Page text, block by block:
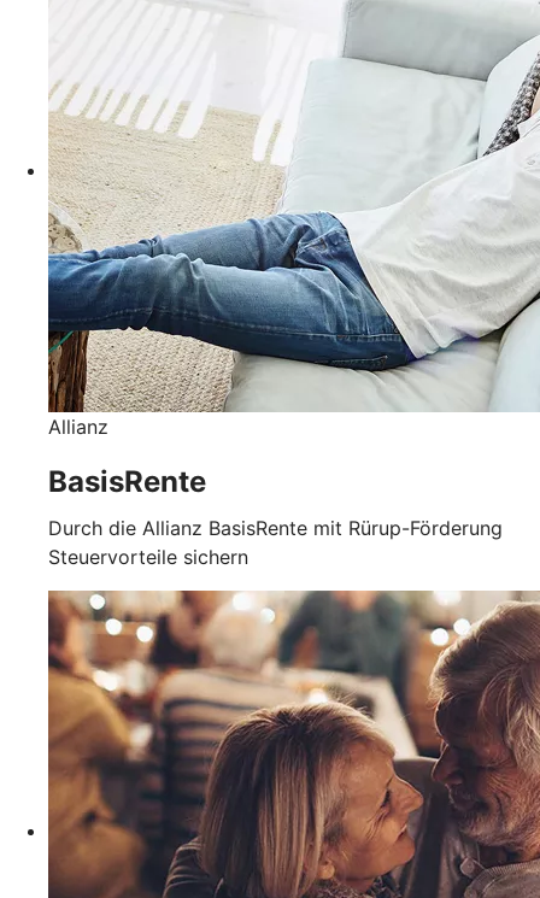
Allianz
BasisRente
Durch die Allianz BasisRente mit Rürup-Förderung
Steuervorteile sichern